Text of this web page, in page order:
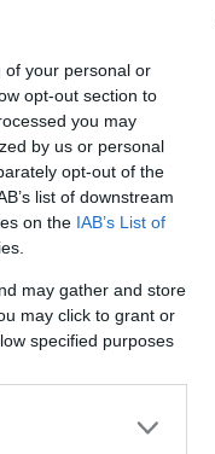
of your personal or
opt-out section to
you may
by us or personal
opt-out of the
list of downstream
on the IAB’s List of
may gather and store
may click to grant or
specified purposes